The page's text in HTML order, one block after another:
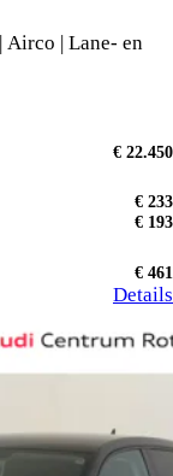
Airco | Lane- en
€ 22.450
€ 233
€ 193
€ 461
Details